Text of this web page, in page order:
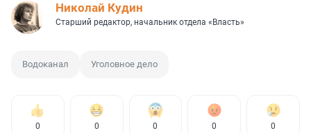
Николай Кудин
Старший редактор, начальник отдела «Власть»
Водоканал Уголовное дело
0 0 0 0 0